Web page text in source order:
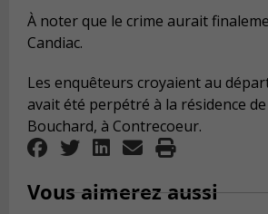
À noter que le crime aurait
Candiac.
Les enquêteurs croyaient au
avait été perpétré à la résidence
Bouchard, à Contrecoeur.
Vous aimerez aussi